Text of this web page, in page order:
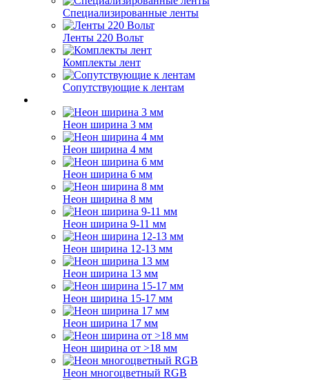
Специализированные ленты
Ленты 220 Вольт
Комплекты лент
Сопутствующие к лентам
Неон ширина 3 мм
Неон ширина 4 мм
Неон ширина 6 мм
Неон ширина 8 мм
Неон ширина 9-11 мм
Неон ширина 12-13 мм
Неон ширина 13 мм
Неон ширина 15-17 мм
Неон ширина 17 мм
Неон ширина от >18 мм
Неон многоцветный RGB